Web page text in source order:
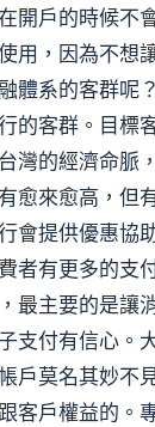
開戶的時候不
用，因為不想
體系的客群呢
的客群。目標
灣的經濟命脈
愈來愈高，但
會提供優惠協
者有更多的支
最主要的是讓
支付有信心。
戶莫名其妙不
客戶權益的。